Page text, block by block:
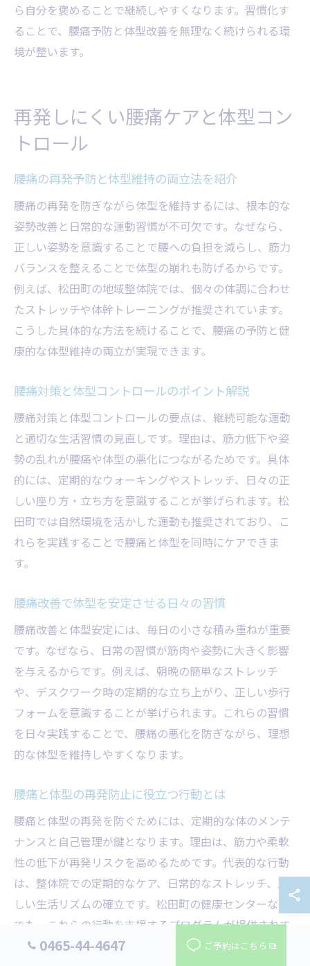
ら自分を褒めることで継続しやすくなります。習慣化す
ることで、腰痛予防と体型改善を無理なく続けられる環
境が整います。
再発しにくい腰痛ケアと体型コン
トロール
腰痛の再発予防と体型維持の両立法を紹介
腰痛の再発を防ぎながら体型を維持するには、根本的な
姿勢改善と日常的な運動習慣が不可欠です。なぜなら、
正しい姿勢を意識することで腰への負担を減らし、筋力
バランスを整えることで体型の崩れも防げるからです。
例えば、松田町の地域整体院では、個々の体調に合わせ
たストレッチや体幹トレーニングが推奨されています。
こうした具体的な方法を続けることで、腰痛の予防と健
康的な体型維持の両立が実現できます。
腰痛対策と体型コントロールのポイント解説
腰痛対策と体型コントロールの要点は、継続可能な運動
と適切な生活習慣の見直しです。理由は、筋力低下や姿
勢の乱れが腰痛や体型の悪化につながるためです。具体
的には、定期的なウォーキングやストレッチ、日々の正
しい座り方・立ち方を意識することが挙げられます。松
田町では自然環境を活かした運動も推奨されており、こ
れらを実践することで腰痛と体型を同時にケアできま
す。
腰痛改善で体型を安定させる日々の習慣
腰痛改善と体型安定には、毎日の小さな積み重ねが重要
です。なぜなら、日常の習慣が筋肉や姿勢に大きく影響
を与えるからです。例えば、朝晩の簡単なストレッチ
や、デスクワーク時の定期的な立ち上がり、正しい歩行
フォームを意識することが挙げられます。これらの習慣
を日々実践することで、腰痛の悪化を防ぎながら、理想
的な体型を維持しやすくなります。
腰痛と体型の再発防止に役立つ行動とは
腰痛と体型の再発を防ぐためには、定期的な体のメンテ
ナンスと自己管理が鍵となります。理由は、筋力や柔軟
性の低下が再発リスクを高めるためです。代表的な行動
は、整体院での定期的なケア、日常的なストレッチ、正
しい生活リズムの確立です。松田町の健康センターなど
でも、これらの行動を支援するプログラムが提供されて
います。これらを組み合わせることで、再発リスクを大
0465-44-4647 ご予約はこちら